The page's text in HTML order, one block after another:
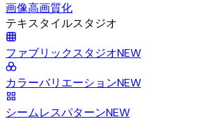
画像高画質化
テキスタイルスタジオ
ファブリックスタジオNEW
カラーバリエーションNEW
シームレスパターンNEW